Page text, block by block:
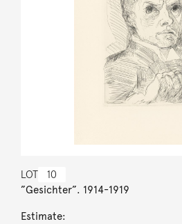
LOT 10
”Gesichter”. 1914-1919
Estimate: